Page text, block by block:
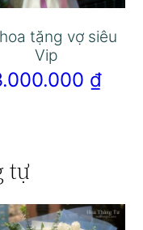
tặng vợ siêu
Vip
₫
tự